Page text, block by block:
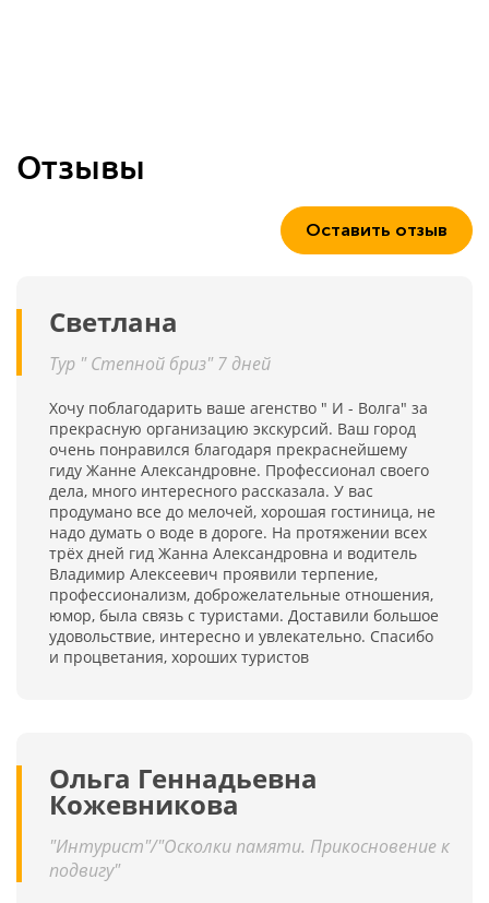
Отзывы
Оставить отзыв
Светлана
Тур " Степной бриз" 7 дней
Хочу поблагодарить ваше агенство " И - Волга" за
прекрасную организацию экскурсий. Ваш город
очень понравился благодаря прекраснейшему
гиду Жанне Александровне. Профессионал своего
дела, много интересного рассказала. У вас
продумано все до мелочей, хорошая гостиница, не
надо думать о воде в дороге. На протяжении всех
трёх дней гид Жанна Александровна и водитель
Владимир Алексеевич проявили терпение,
профессионализм, доброжелательные отношения,
юмор, была связь с туристами. Доставили большое
удовольствие, интересно и увлекательно. Спасибо
и процветания, хороших туристов
Ольга Геннадьевна
Кожевникова
"Интурист"/"Осколки памяти. Прикосновение к
подвигу"